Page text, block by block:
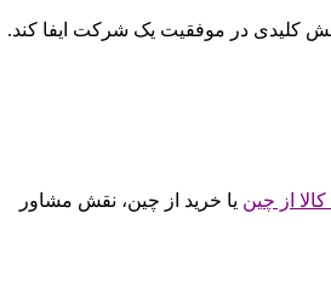
نقش کلیدی در موفقیت یک شرکت ایفا کند.
از چین یا خرید از چین، نقش مشاور